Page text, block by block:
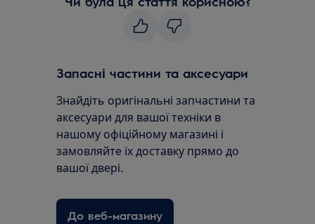
Запасні частини та аксесуари
Знайдіть оригінальні запчастини та
аксесуари для вашої техніки в
нашому офіційному магазині і
замовляйте їх доставку прямо до
вашої двері.
До веб-магазину